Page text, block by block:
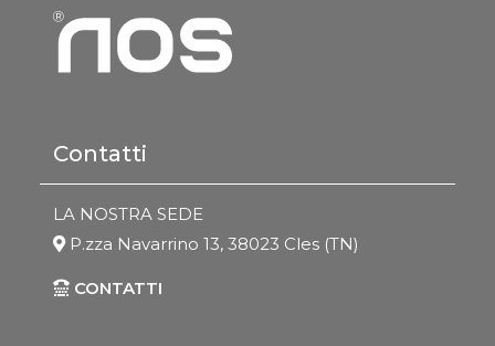
Contatti
LA NOSTRA SEDE
P.zza Navarrino 13, 38023 Cles (TN)
CONTATTI